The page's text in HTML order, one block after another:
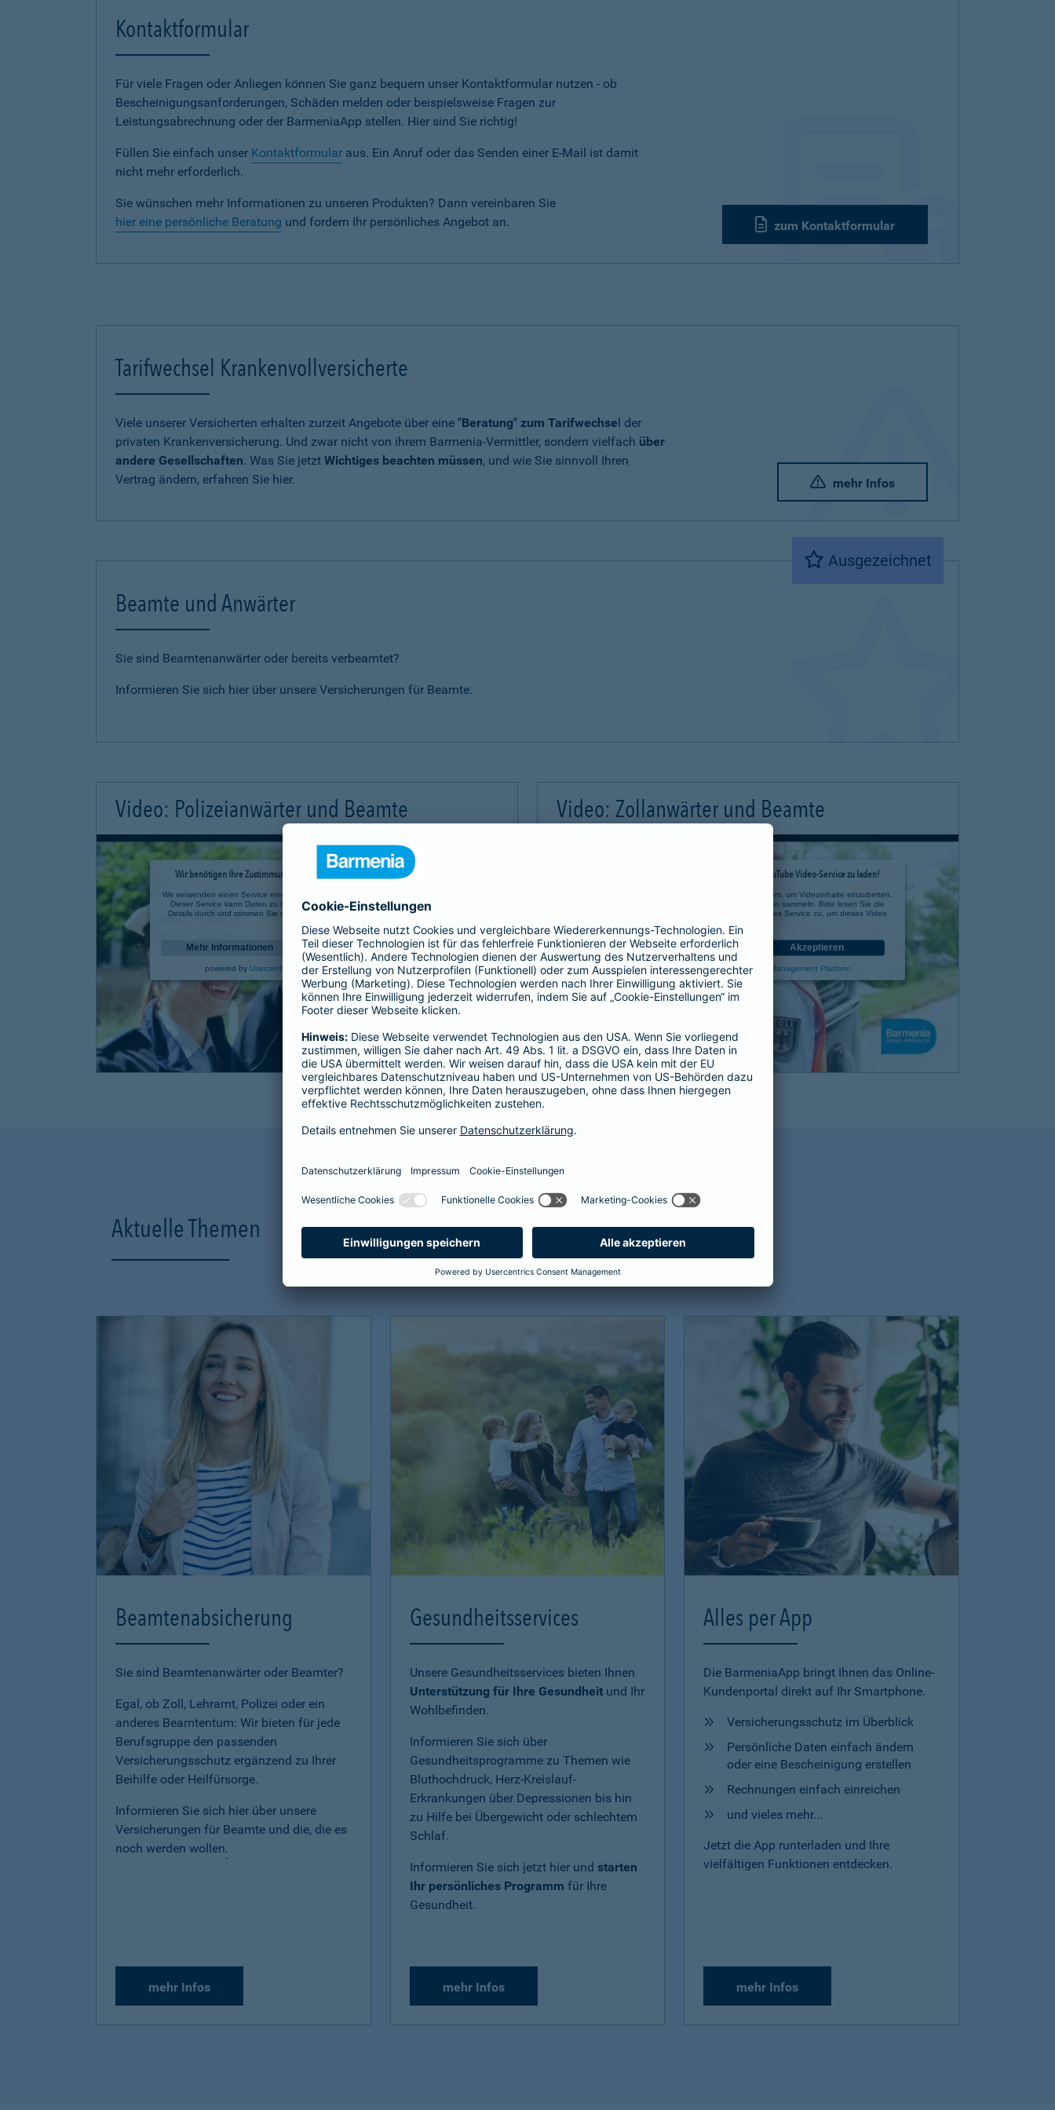
Kontaktformular
Für viele Fragen oder Anliegen können Sie ganz bequem unser Kontaktformular nutzen - ob
Bescheinigungsanforderungen, Schäden melden oder beispielsweise Fragen zur
Leistungsabrechnung oder der BarmeniaApp stellen. Hier sind Sie richtig!
Füllen Sie einfach unser Kontaktformular aus. Ein Anruf oder das Senden einer E-Mail ist damit
nicht mehr erforderlich.
Sie wünschen mehr Informationen zu unseren Produkten? Dann vereinbaren Sie
hier eine persönliche Beratung und fordern Ihr persönliches Angebot an. zum Kontaktformular
Tarifwechsel Krankenvollversicherte
Viele unserer Versicherten erhalten zurzeit Angebote über eine "Beratung" zum Tarifwechsel der
privaten Krankenversicherung. Und zwar nicht von ihrem Barmenia-Vermittler, sondern vielfach über
andere Gesellschaften. Was Sie jetzt Wichtiges beachten müssen, und wie Sie sinnvoll Ihren
Vertrag ändern, erfahren Sie hier.
mehr Infos
Ausgezeichnet
Beamte und Anwärter
Sie sind Beamtenanwärter oder bereits verbeamtet?
Informieren Sie sich hier über unsere Versicherungen für Beamte.
Video: Polizeianwärter und Beamte
Wir benötigen Ihre Zustimmung, um den YouTube Video-Service zu laden!
Wir verwenden einen Service eines Drittanbieters, um Videoinhalte einzubetten.
Dieser Service kann Daten zu Ihren Aktivitäten sammeln. Bitte lesen Sie die
Details durch und stimmen Sie der Nutzung des Service zu, um dieses Video
Mehr Informationen Akzeptieren
powered by Usercentrics Consent Management Platform
Video: Zollanwärter und Beamte
Wir benötigen Ihre Zustimmung, um den YouTube Video-Service zu laden!
Wir verwenden einen Service eines Drittanbieters, um Videoinhalte einzubetten.
Dieser Service kann Daten zu Ihren Aktivitäten sammeln. Bitte lesen Sie die
Details durch und stimmen Sie der Nutzung des Service zu, um dieses Video
Mehr Informationen Akzeptieren
powered byUsercentrics Consent Management Platform
Aktuelle Themen
Beamtenabsicherung
Sie sind Beamtenanwärter oder Beamter?
Egal, ob Zoll, Lehramt, Polizei oder ein
anderes Beamtentum: Wir bieten für jede
Berufsgruppe den passenden
Versicherungsschutz ergänzend zu Ihrer
Beihilfe oder Heilfürsorge.
Informieren Sie sich hier über unsere
Versicherungen für Beamte und die, die es
noch werden wollen.
mehr Infos
Gesundheitsservices
Unsere Gesundheitsservices bieten Ihnen
Unterstützung für Ihre Gesundheitund Ihr
Wohlbefinden.
Informieren Sie sich über
Gesundheitsprogramme zu Themen wie
Bluthochdruck, Herz-Kreislauf-
Erkrankungen über Depressionen bis hin
zu Hilfe bei Übergewicht oder schlechtem
Schlaf.
Informieren Sie sich jetzt hier und starten
Ihr persönliches Programm für Ihre
Gesundheit.
mehr Infos
Alles per App
Die BarmeniaApp bringt Ihnen das Online-
Kundenportal direkt auf Ihr Smartphone.
Versicherungsschutz im Überblick
Persönliche Daten einfach ändern
oder eine Bescheinigung erstellen
Rechnungen einfach einreichen
und vieles mehr...
Jetzt die App runterladen und Ihre
vielfältigen Funktionen entdecken.
mehr Infos